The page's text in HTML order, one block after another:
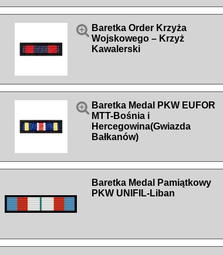
 Baretka Order Krzyża
Wojskowego – Krzyż
Kawalerski
 Baretka Medal PKW EUFOR
MTT-Bośnia i
Hercegowina(Gwiazda
Bałkanów)
Baretka Medal Pamiątkowy
PKW UNIFIL-Liban